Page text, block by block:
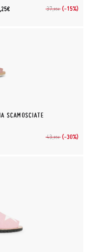
37,95€ (-15%)
25€
SCAMOSCIATE
43,95€ (-30%)